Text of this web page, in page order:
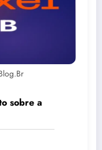
sobre a